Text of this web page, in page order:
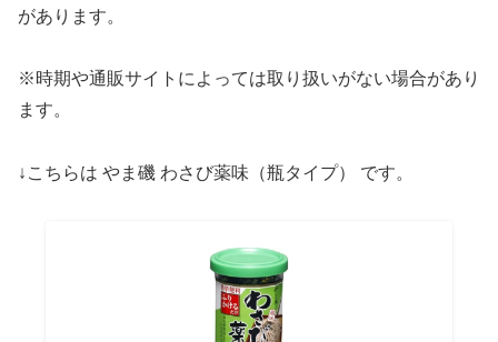
があります。
※時期や通販サイトによっては取り扱いがない場合があり
ます。
↓こちらは やま磯 わさび薬味（瓶タイプ） です。